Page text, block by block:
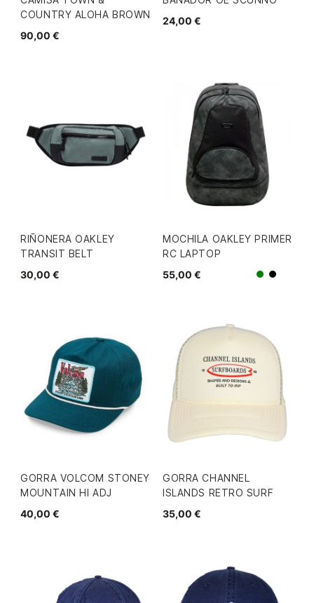
COUNTRY ALOHA BROWN
90,00 €
24,00 €
RIÑONERA OAKLEY
TRANSIT BELT
30,00 €
MOCHILA OAKLEY PRIMER
RC LAPTOP
55,00 €
VerdeNegro/
GORRA VOLCOM STONEY
MOUNTAIN HI ADJ
40,00 €
GORRA CHANNEL
ISLANDS RETRO SURF
35,00 €